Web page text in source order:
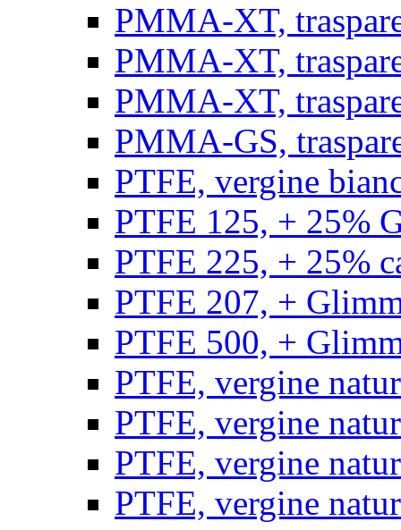
PMMA-XT,
PMMA-XT,
PMMA-XT,
PMMA-GS,
PTFE, vergine
PTFE 125, + 25%
PTFE 225, + 25%
PTFE 207, +
PTFE 500, +
PTFE, vergine
PTFE, vergine
PTFE, vergine
PTFE, vergine